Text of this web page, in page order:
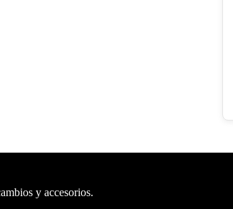
y accesorios.